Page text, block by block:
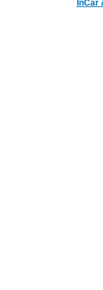
InCar